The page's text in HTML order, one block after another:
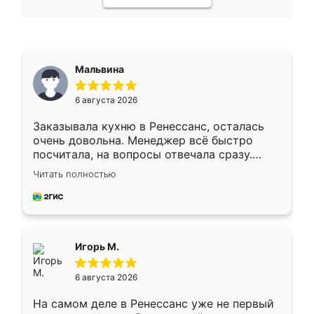
Мальвина
6 августа 2026
Заказывала кухню в Ренессанс, осталась
очень довольна. Менеджер всё быстро
посчитала, на вопросы отвечала сразу.
Замерщик приехал в субботу, подошёл к
делу со всей ответственностью. Собрали
за день, ребята работали аккуратно, даже
Читать полностью
Игорь М.
6 августа 2026
На самом деле в Ренессанс уже не первый